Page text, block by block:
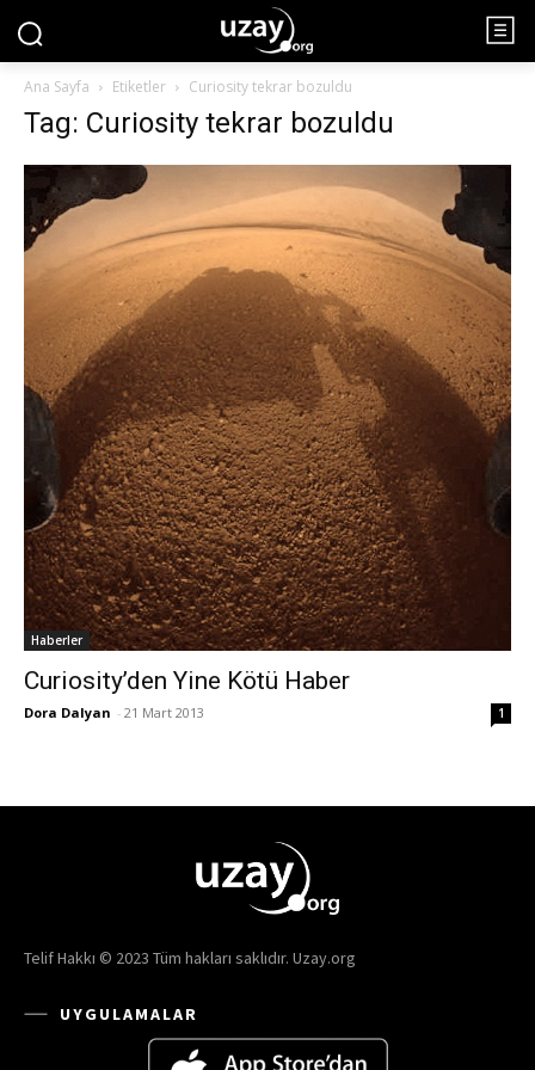
Ana Sayfa Etiketler Curiosity tekrar bozuldu
Tag: Curiosity tekrar bozuldu
Haberler
Curiosity’den Yine Kötü Haber
Dora Dalyan - 21 Mart 2013 1
Telif Hakkı © 2023 Tüm hakları saklıdır. Uzay.org
UYGULAMALAR